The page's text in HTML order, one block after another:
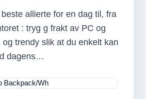
allierte for en dag til, fra
: tryg g frakt av PC og
og trendy slik at du enkelt kan
dagens…